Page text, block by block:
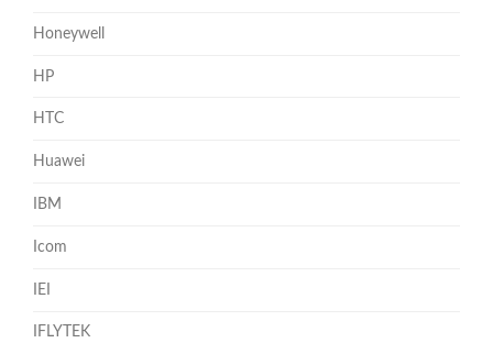
Honeywell
HP
HTC
Huawei
IBM
Icom
IEI
IFLYTEK